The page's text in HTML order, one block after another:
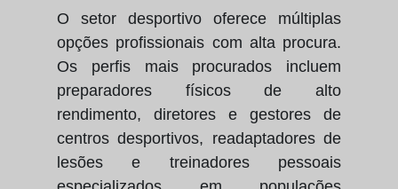
O setor desportivo oferece múltiplas
opções profissionais com alta procura.
Os perfis mais procurados incluem
preparadores físicos de alto
rendimento, diretores e gestores de
centros desportivos, readaptadores de
lesões e treinadores pessoais